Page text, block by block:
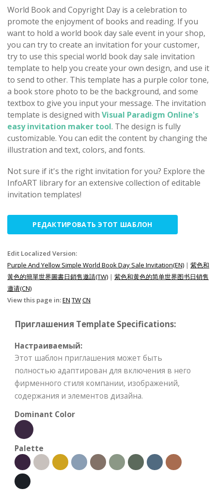
World Book and Copyright Day is a celebration to
promote the enjoyment of books and reading. If you
want to hold a world book day sale event in your shop,
you can try to create an invitation for your customer,
try to use this special world book day sale invitation
template to help you create your own design, and use it
to send to other. This template has a purple color tone,
a book store photo to be the background, and some
textbox to give you input your message. The invitation
template is designed with Visual Paradigm Online's
easy invitation maker tool. The design is fully
customizable. You can edit the content by changing the
illustration and text, colors, and fonts.
Not sure if it's the right invitation for you? Explore the
InfoART library for an extensive collection of editable
invitation templates!
РЕДАКТИРОВАТЬ ЭТОТ ШАБЛОН
Edit Localized Version:
Purple And Yellow Simple World Book Day Sale Invitation(EN) | 紫色和
黃色的簡單世界圖書日銷售邀請(TW) | 紫色和黄色的简单世界图书日销售
邀请(CN)
View this page in:EN TWCN
Приглашения Template Specifications:
Настраиваемый:
Этот шаблон приглашения может быть
полностью адаптирован для включения в него
фирменного стиля компании, изображений,
содержания и элементов дизайна.
Dominant Color
Palette